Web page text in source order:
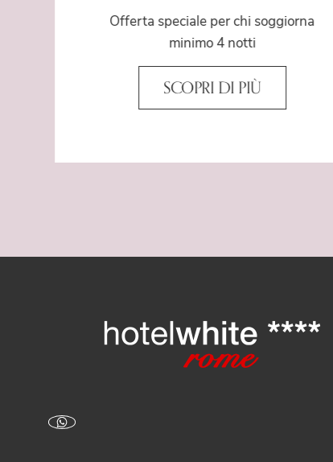
Offerta speciale per chi soggiorna
minimo 4 notti
SCOPRI DI PIÙ